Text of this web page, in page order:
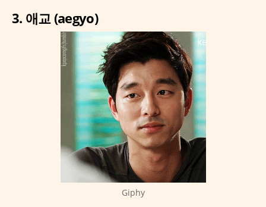
3. 애교 (aegyo)
Giphy